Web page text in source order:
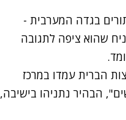
בגדה המערבית -
שהוא ציפה לתגובה
הברית עמדו במרכז
הבהיר נתניהו בישיבה,